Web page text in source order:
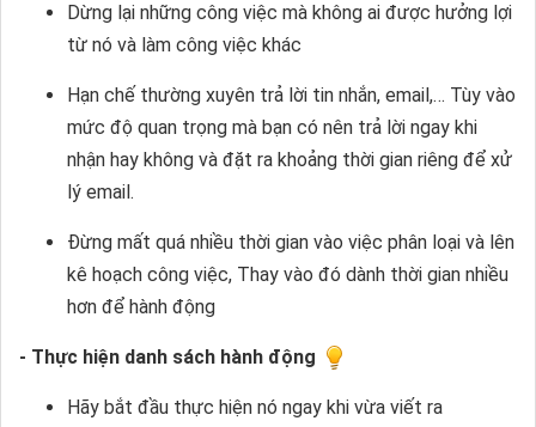
Dừng lại những công việc mà không ai được hưởng lợi
từ nó và làm công việc khác
Hạn chế thường xuyên trả lời tin nhắn, email,… Tùy vào
mức độ quan trọng mà bạn có nên trả lời ngay khi
nhận hay không và đặt ra khoảng thời gian riêng để xử
lý email.
Đừng mất quá nhiều thời gian vào việc phân loại và lên
kê hoạch công việc, Thay vào đó dành thời gian nhiều
hơn để hành động
- Thực hiện danh sách hành động
Hãy bắt đầu thực hiện nó ngay khi vừa viết ra